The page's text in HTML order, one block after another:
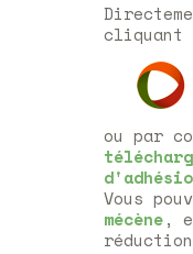
cliquant
ou par
Vous
mécène,